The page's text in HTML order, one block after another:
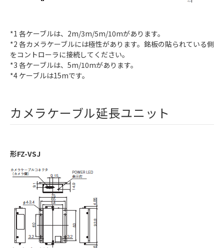
*1 各ケーブルは、2m/3m/5m/10mがあります。
*2 各カメラケーブルには極性があります。銘板の貼られている側
をコントローラに接続してください。
*3 各ケーブルは、5m/10mがあります。
*4 ケーブルは15mです。
カメラケーブル延長ユニット
形FZ-VSJ